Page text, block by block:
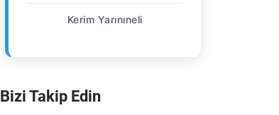
Kerim Yarınıneli
Bizi Takip Edin